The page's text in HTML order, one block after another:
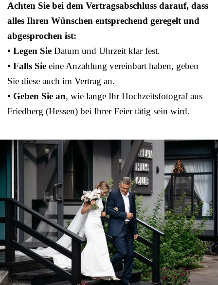
Achten Sie bei dem Vertragsabschluss darauf, dass
alles Ihren Wünschen entsprechend geregelt und
abgesprochen ist:
• Legen Sie Datum und Uhrzeit klar fest.
• Falls Sie eine Anzahlung vereinbart haben, geben
Sie diese auch im Vertrag an.
• Geben Sie an, wie lange Ihr Hochzeitsfotograf aus
Friedberg (Hessen) bei Ihrer Feier tätig sein wird.